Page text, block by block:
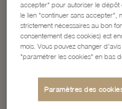
accepter" pour autoriser le dépôt
le lien "continuer sans accepter",
strictement nécessaires au bon
consentement des cookies) est
mois. Vous pouvez changer
"paramétrer les cookies" en bas
Paramètres des